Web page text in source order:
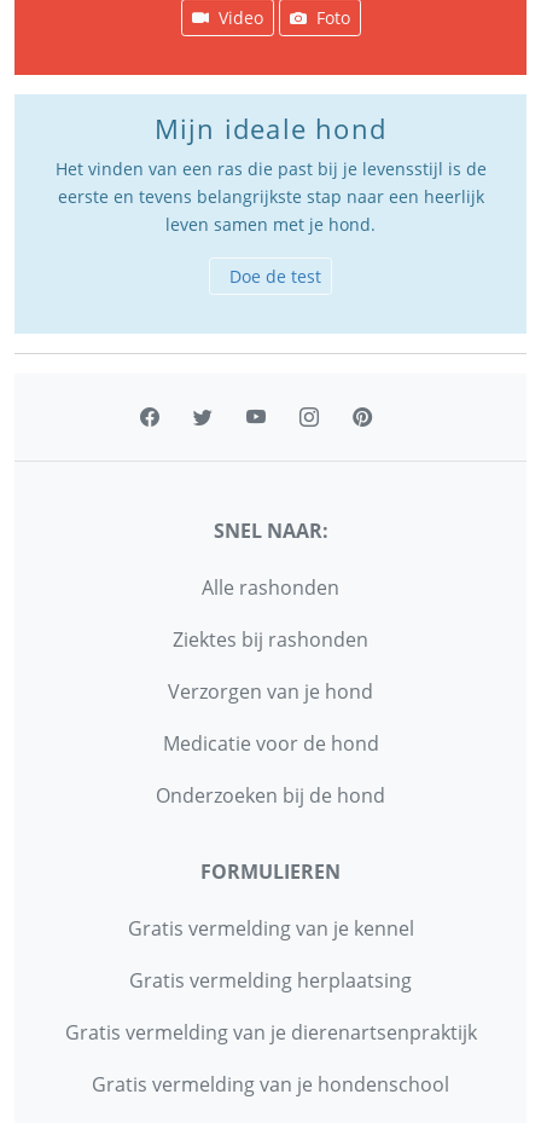
Video Foto
Mijn ideale hond
Het vinden van een ras die past bij je levensstijl is de
eerste en tevens belangrijkste stap naar een heerlijk
leven samen met je hond.
Doe de test
SNEL NAAR:
Alle rashonden
Ziektes bij rashonden
Verzorgen van je hond
Medicatie voor de hond
Onderzoeken bij de hond
FORMULIEREN
Gratis vermelding van je kennel
Gratis vermelding herplaatsing
Gratis vermelding van je dierenartsenpraktijk
Gratis vermelding van je hondenschool